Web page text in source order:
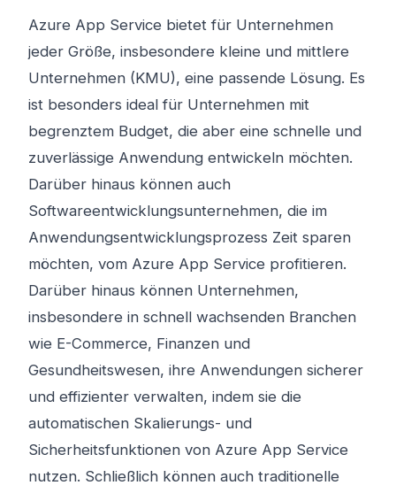
Azure App Service bietet für Unternehmen
jeder Größe, insbesondere kleine und mittlere
Unternehmen (KMU), eine passende Lösung. Es
ist besonders ideal für Unternehmen mit
begrenztem Budget, die aber eine schnelle und
zuverlässige Anwendung entwickeln möchten.
Darüber hinaus können auch
Softwareentwicklungsunternehmen, die im
Anwendungsentwicklungsprozess Zeit sparen
möchten, vom Azure App Service profitieren.
Darüber hinaus können Unternehmen,
insbesondere in schnell wachsenden Branchen
wie E-Commerce, Finanzen und
Gesundheitswesen, ihre Anwendungen sicherer
und effizienter verwalten, indem sie die
automatischen Skalierungs- und
Sicherheitsfunktionen von Azure App Service
nutzen. Schließlich können auch traditionelle